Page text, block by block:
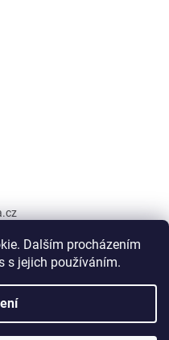
Dalším procházením
s jejich používáním.